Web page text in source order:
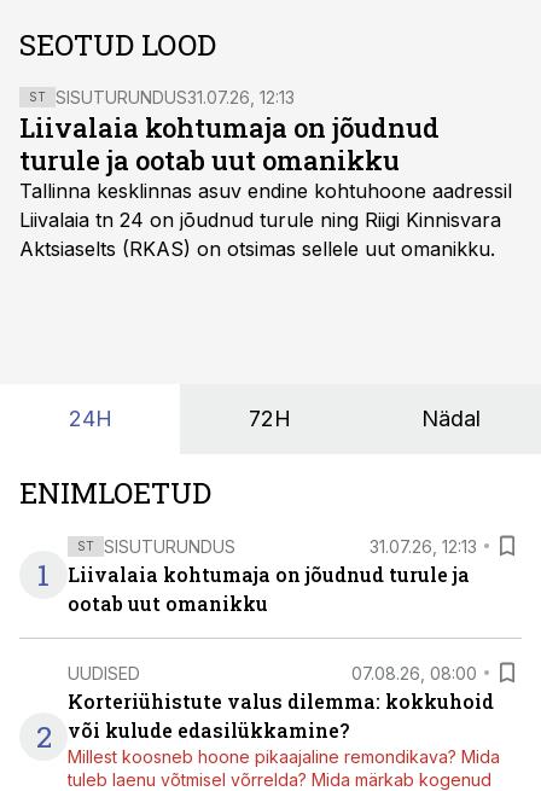
SEOTUD LOOD
ST SISUTURUNDUS31.07.26, 12:13
Liivalaia kohtumaja on jõudnud
turule ja ootab uut omanikku
Tallinna kesklinnas asuv endine kohtuhoone aadressil
Liivalaia tn 24 on jõudnud turule ning Riigi Kinnisvara
Aktsiaselts (RKAS) on otsimas sellele uut omanikku.
24H 72H Nädal
ENIMLOETUD
1
ST SISUTURUNDUS 31.07.26, 12:13
Liivalaia kohtumaja on jõudnud turule ja
ootab uut omanikku
2
UUDISED 07.08.26, 08:00
Korteriühistute valus dilemma: kokkuhoid
või kulude edasilükkamine?
Millest koosneb hoone pikaajaline remondikava? Mida
tuleb laenu võtmisel võrrelda? Mida märkab kogenud